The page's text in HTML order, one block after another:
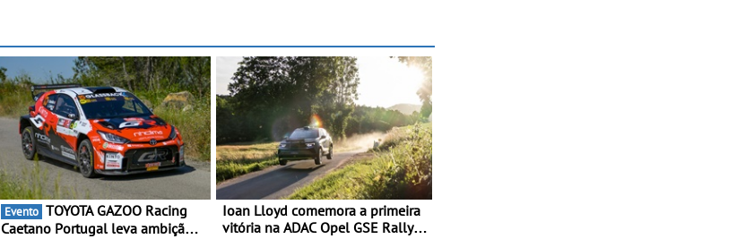
carregamento mais rápido
Evento
Caetano Portugal leva ambição
Ioan Lloyd comemora a primeira
vitória na ADAC Opel GSE Rally